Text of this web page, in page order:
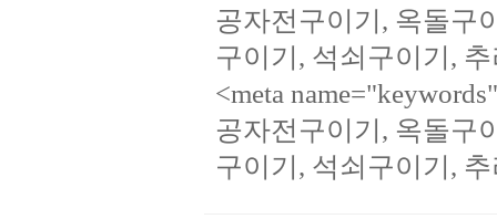
공자전구이기, 옥돌구
구이기, 석쇠구이기,
<meta
공자전구이기, 옥돌구
구이기, 석쇠구이기,